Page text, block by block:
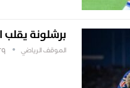
برشلونة
الموقف الرياضي 29